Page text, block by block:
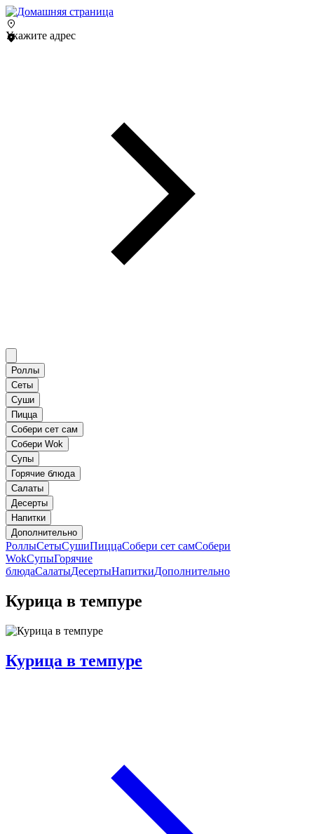
Укажите адрес
Роллы
Сеты
Суши
Пицца
Собери сет сам
Собери Wok
Супы
Горячие блюда
Салаты
Десерты
Напитки
Дополнительно
РоллыСетыСушиПиццаСобери сет самСобери
WokСупыГорячие
блюдаСалатыДесертыНапиткиДополнительно
Курица в темпуре
Курица в темпуре